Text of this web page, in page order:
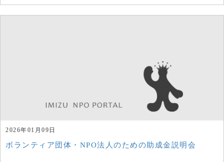
2026年01月09日
ボランティア団体・NPO法人のための助成金説明会